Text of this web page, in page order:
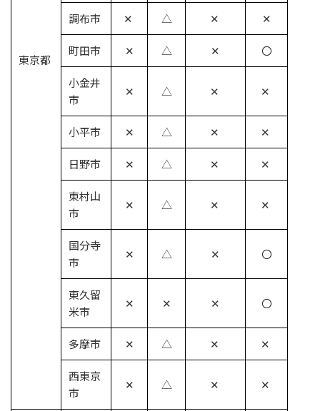
東京都
調布市 ✕ △ ✕ ✕
町田市 ✕ △ ✕ 〇
小金井
市
✕ △ ✕ ✕
小平市 ✕ △ ✕ ✕
日野市 ✕ △ ✕ ✕
東村山
市
✕ △ ✕ ✕
国分寺
市
✕ △ ✕ 〇
東久留
米市
✕ ✕ ✕ 〇
多摩市 ✕ △ ✕ ✕
西東京
市
✕ △ ✕ ✕